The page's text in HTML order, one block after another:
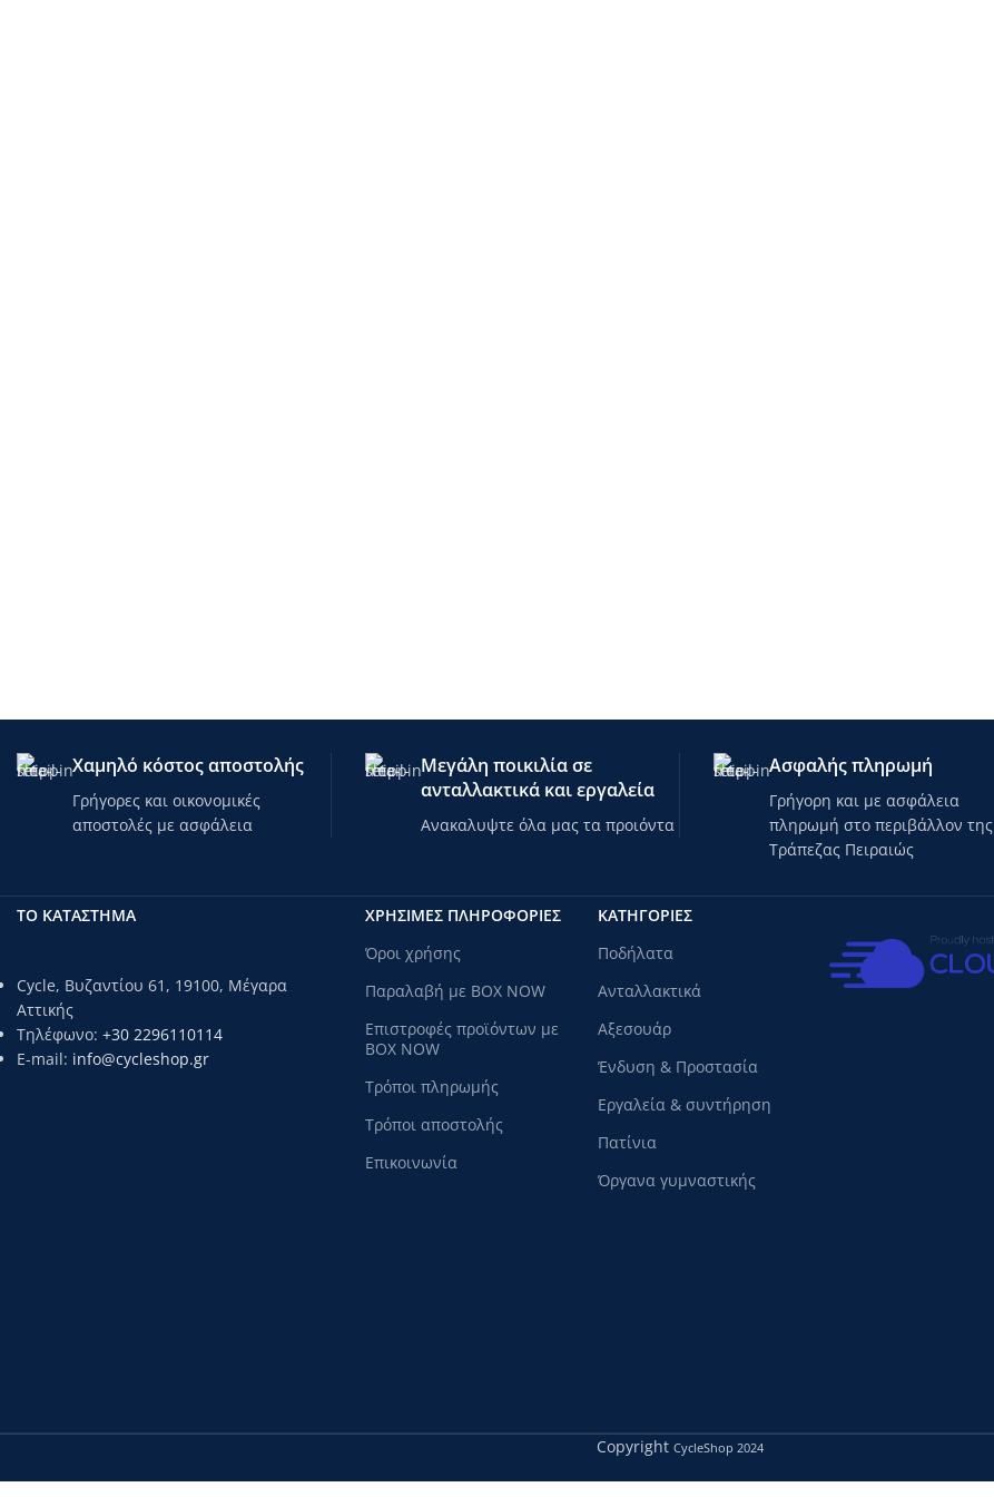
Χαμηλό κόστος αποστολής
Γρήγορες και οικονομικές
αποστολές με ασφάλεια
Μεγάλη ποικιλία σε
ανταλλακτικά και εργαλεία
Ανακαλυψτε όλα μας τα προιόντα
Ασφαλής πληρωμή
Γρήγορη και με ασφάλεια
πληρωμή στο περιβάλλον της
Τράπεζας Πειραιώς
ΤΟ ΚΑΤΑΣΤΗΜΑ
Cycle, Βυζαντίου 61, 19100, Μέγαρα
Αττικής
Τηλέφωνο: +30 2296110114
E-mail: info@cycleshop.gr
ΧΡΗΣΙΜΕΣ ΠΛΗΡΟΦΟΡΙΕΣ
Όροι χρήσης
Παραλαβή με BOX NOW
Επιστροφές προϊόντων με
BOX NOW
Τρόποι πληρωμής
Τρόποι αποστολής
Επικοινωνία
ΚΑΤΗΓΟΡΊΕΣ
Ποδήλατα
Ανταλλακτικά
Αξεσουάρ
Ένδυση & Προστασία
Εργαλεία & συντήρηση
Πατίνια
Όργανα γυμναστικής
Copyright CycleShop 2024